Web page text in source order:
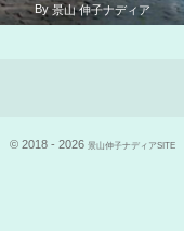
By景山 伸子ナディア
© 2018 - 2026 景山伸子ナディアSITE